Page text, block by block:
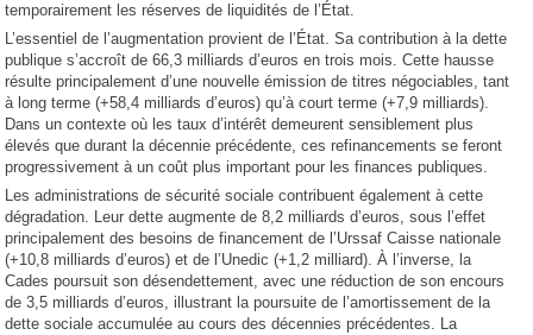
temporairement les réserves de liquidités de l’État.
L’essentiel de l’augmentation provient de l’État. Sa contribution à la dette
publique s’accroît de 66,3 milliards d’euros en trois mois. Cette hausse
résulte principalement d’une nouvelle émission de titres négociables, tant
à long terme (+58,4 milliards d’euros) qu’à court terme (+7,9 milliards).
Dans un contexte où les taux d’intérêt demeurent sensiblement plus
élevés que durant la décennie précédente, ces refinancements se feront
progressivement à un coût plus important pour les finances publiques.
Les administrations de sécurité sociale contribuent également à cette
dégradation. Leur dette augmente de 8,2 milliards d’euros, sous l’effet
principalement des besoins de financement de l’Urssaf Caisse nationale
(+10,8 milliards d’euros) et de l’Unedic (+1,2 milliard). À l’inverse, la
Cades poursuit son désendettement, avec une réduction de son encours
de 3,5 milliards d’euros, illustrant la poursuite de l’amortissement de la
dette sociale accumulée au cours des décennies précédentes. La